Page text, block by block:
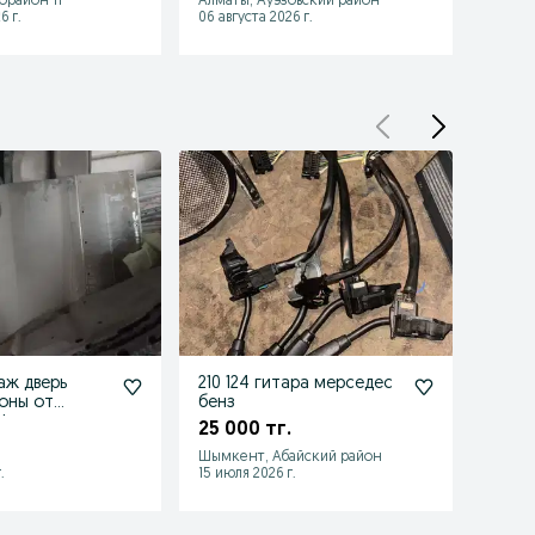
г.
06 августа 2026 г.
дверь
от
и салон
210 124 гитара мерседес
бенз
25 000 тг.
Шымкент, Абайский район
15 июля 2026 г.